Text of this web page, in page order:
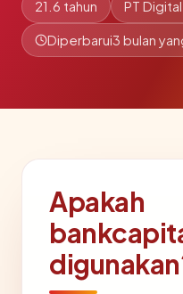
21.6 tahun PT
Diperbarui3 bulan
Apakah